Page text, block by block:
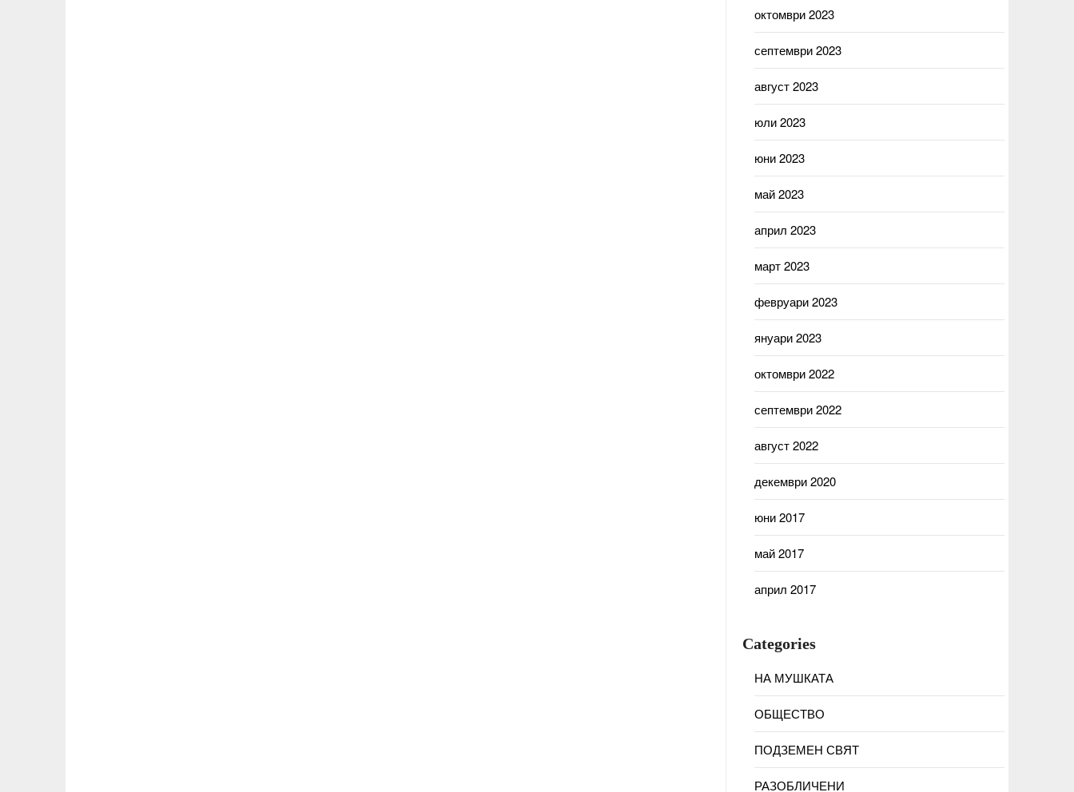
октомври 2023
септември 2023
август 2023
юли 2023
юни 2023
май 2023
април 2023
март 2023
февруари 2023
януари 2023
октомври 2022
септември 2022
август 2022
декември 2020
юни 2017
май 2017
април 2017
Categories
НА МУШКАТА
ОБЩЕСТВО
ПОДЗЕМЕН СВЯТ
РАЗОБЛИЧЕНИ